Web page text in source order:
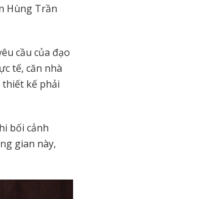
Hùng Trần
cầu của đạo
tế, căn nhà
kế phải
bối cảnh
gian này,